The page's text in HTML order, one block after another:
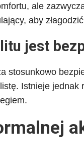
ale
aby
jest
stosunkowo
Istnieje jednak